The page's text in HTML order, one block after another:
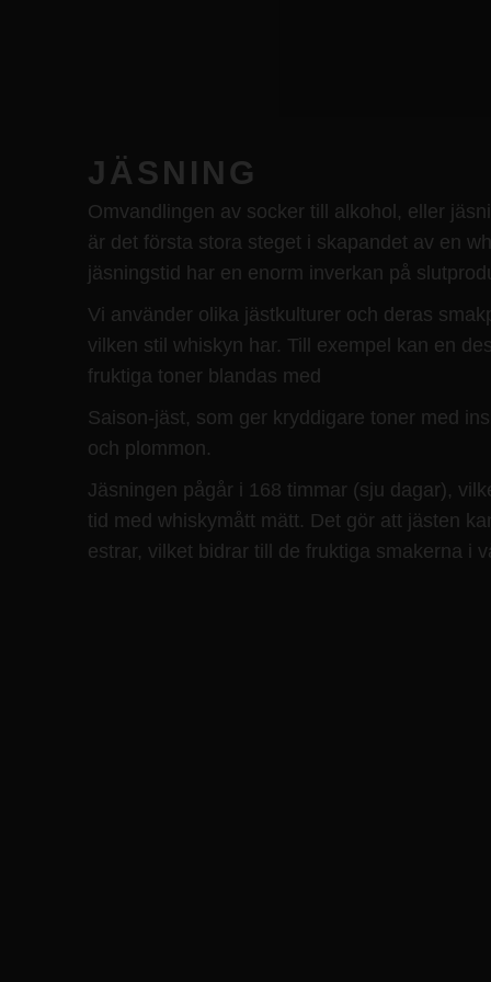
JÄSNING
Omvandlingen av socker till alkohol, eller
är det första stora steget i skapandet av en
jäsningstid har en enorm inverkan på
Vi använder olika jästkulturer och deras
vilken stil whiskyn har. Till exempel kan en
fruktiga toner blandas med
Saison-jäst, som ger kryddigare toner med
och plommon.
Jäsningen pågår i 168 timmar (sju dagar),
tid med whiskymått mätt. Det gör att jästen
estrar, vilket bidrar till de fruktiga smakerna i